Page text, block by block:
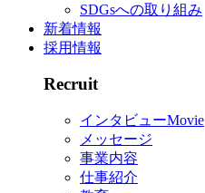
SDGsへの取り組み
新着情報
採用情報
Recruit
インタビューMovie
メッセージ
事業内容
仕事紹介